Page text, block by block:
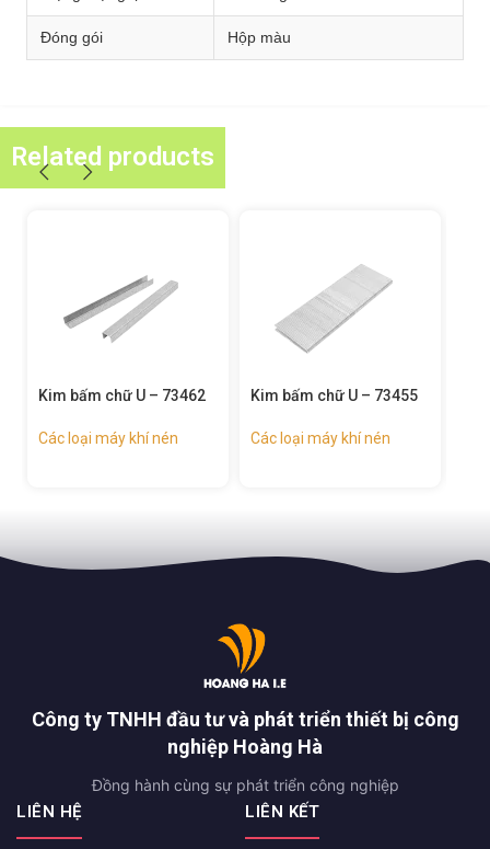
Đóng gói Hộp màu
Related products
Kim bấm chữ U – 73455
Các loại máy khí nén
Đinh thẳng – 73443
Các loại máy khí nén
Công ty TNHH đầu tư và phát triển thiết bị công
nghiệp Hoàng Hà
Đồng hành cùng sự phát triển công nghiệp
LIÊN HỆ LIÊN KẾT